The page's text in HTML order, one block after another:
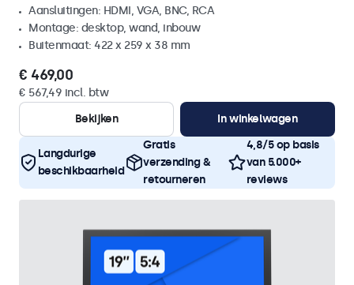
Aansluitingen: HDMI, VGA, BNC, RCA
Montage: desktop, wand, inbouw
Buitenmaat: 422 x 259 x 38 mm
€ 469,00
€ 567,49 incl. btw
Bekijken
In winkelwagen
Langdurige
beschikbaarheid
Gratis
verzending &
retourneren
4,8/5 op basis
van 5.000+
reviews